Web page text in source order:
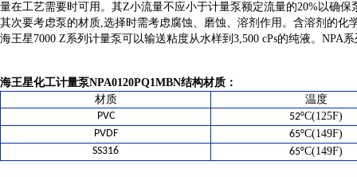
量在工艺需要时可用。其Z小流量不应小于计量泵额定流量的20%以确保
其次要考虑泵的材质,选择时需考虑腐蚀、磨蚀、溶剂作用。含溶剂的
海王星7000 Z系列计量泵可以输送粘度从水样到3,500 cPs的纯液。NPA
海王星化工计量泵NPA0120PQ1MBN结构材质：
材质
温度
PVC
52°C(125F)
PVDF
65°C(149F)
SS316
65°C(149F)